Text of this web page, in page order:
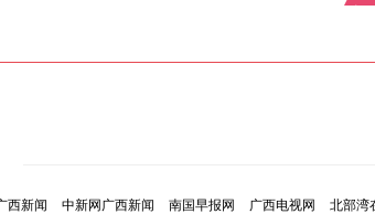
西新闻 中新网广西新闻 南国早报网 广西电视网 北部湾